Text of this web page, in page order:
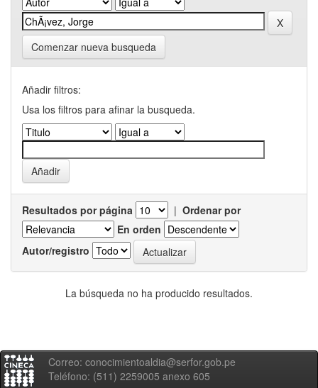
Comenzar nueva busqueda
Añadir filtros:
Usa los filtros para afinar la busqueda.
Resultados por página | Ordenar por
En orden
Autor/registro
La búsqueda no ha producido resultados.
Correo: conocimientoaldia@serfor.gob.pe
Teléfono: (511) 2259005 anexo 605